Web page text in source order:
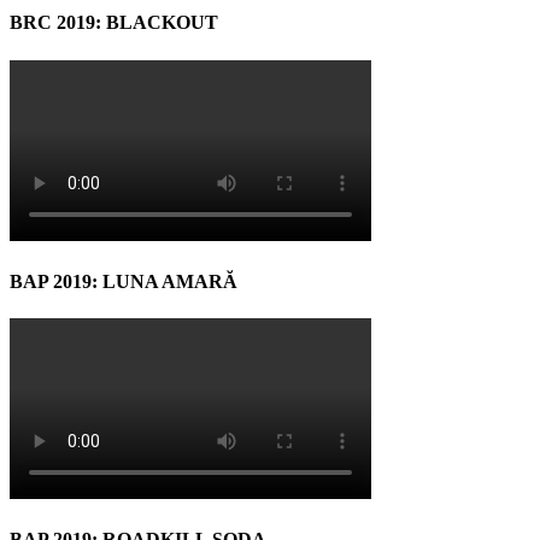
BRC 2019: BLACKOUT
BAP 2019: LUNA AMARĂ